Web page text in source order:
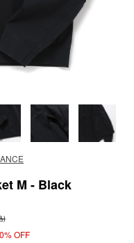
M - Black
)
OFF